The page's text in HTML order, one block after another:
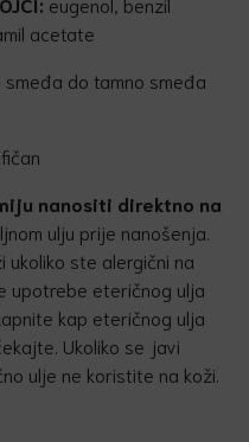
acetate
do tamno smeđa
nanositi direktno na
ulju prije nanošenja.
ste alergični na
upotrebe eteričnog ulja
kap eteričnog ulja
Ukoliko se javi
ulje ne koristite na koži.